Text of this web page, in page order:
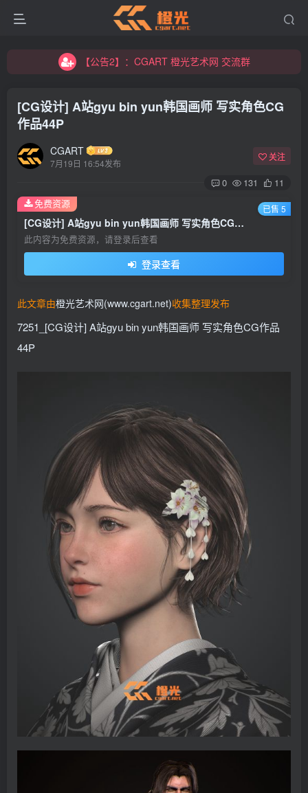
【公告2】：CGART 橙光艺术网 交流群
【公告2】：CGART 橙光艺术网 交流群
[CG设计] A站gyu bin yun韩国画师 写实角色CG
作品44P
CGART
7月19日 16:54发布
关注
0 131 11
[CG设计] A站gyu bin yun韩国画师 写实角色CG作品44P
此内容为免费资源，请登录后查看
登录查看
免费资源 已售 5
此文章由橙光艺术网(www.cgart.net)收集整理发布
7251_[CG设计] A站gyu bin yun韩国画师 写实角色CG作品
44P
登录
没有账号？立即注册
用户名/手机号/邮箱
登录密码
记住登录 找回密码
QQ登录